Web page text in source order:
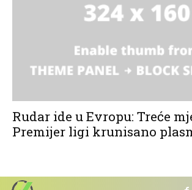
Rudar ide u Evropu: Treće
Premijer ligi krunisano